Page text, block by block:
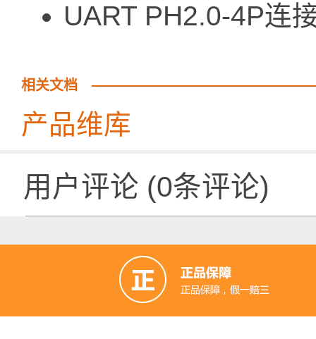
UART PH2.0-4P连
相关文档
产品维库
用户评论 (0条评论)